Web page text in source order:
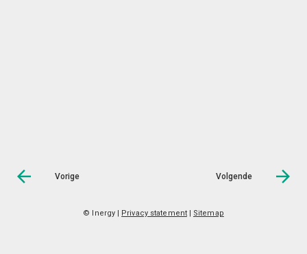
Vorige Volgende
© Inergy | Privacy statement| Sitemap